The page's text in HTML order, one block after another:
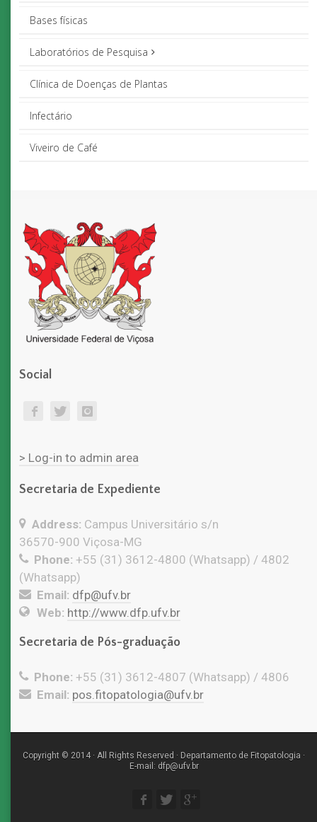
Bases físicas
Laboratórios de Pesquisa
Clínica de Doenças de Plantas
Infectário
Viveiro de Café
Social
> Log-in to admin area
Secretaria de Expediente
Address: Campus Universitário s/n
36570-900 Viçosa-MG
Phone: +55 (31) 3612-4800 (Whatsapp) / 4802
(Whatsapp)
Email: dfp@ufv.br
Web: http://www.dfp.ufv.br
Secretaria de Pós-graduação
Phone: +55 (31) 3612-4807 (Whatsapp) / 4806
Email: pos.fitopatologia@ufv.br
Copyright © 2014 · All Rights Reserved · Departamento de Fitopatologia ·
E-mail: dfp@ufv.br